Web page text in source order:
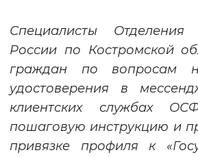
Цвет
Синий
Специалисты
России по Костромской
граждан по вопросам
удостоверения в
клиентских службах
пошаговую инструкцию и
привязке профиля к